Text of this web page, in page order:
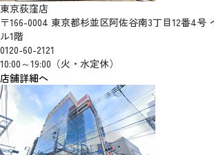
東京荻窪店
〒166-0004 東京都杉並区阿佐谷南3丁目12番4号
ル1階
0120-60-2121
10:00～19:00（火・水定休）
店舗詳細へ